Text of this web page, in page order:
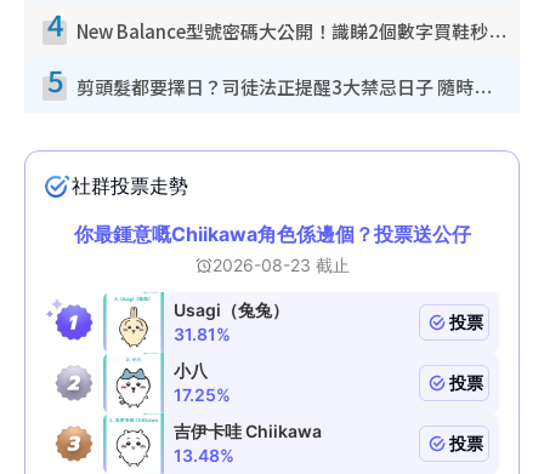
4 New Balance型號密碼大公開！識睇2個數字買鞋秒知功能免中伏 附5大熱門鞋款
5 剪頭髮都要擇日？司徒法正提醒3大禁忌日子 隨時剪走財運！呢日剪髮恐「剪壽命」？